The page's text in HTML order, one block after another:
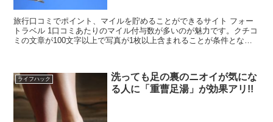
旅行口コミでポイント、マイルを貯めることができるサイト フォー
トラベル 1口コミあたりのマイル付与数が多いのが魅力です。クチコ
ミの文章が100文字以上で写真が1枚以上含まれることが条件となっ
ライフハック
洗っても足の裏のニオイが気にな
る人に「重曹足湯」が効果アリ!!